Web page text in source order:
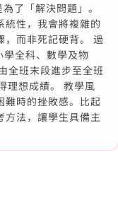
了「解決問題」。
統性，我會將複雜的
，而非死記硬背。 過
全科、數學及物
全班末段進步至全班
理想成績。 教學風
難時的挫敗感。比起
方法，讓學生具備主